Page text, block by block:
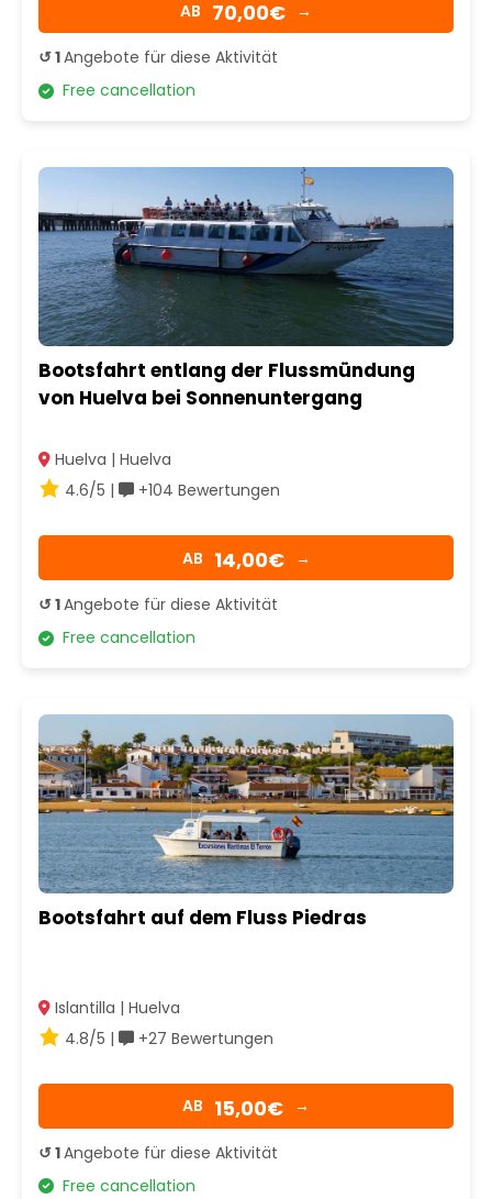
AB 70,00€ →
↺ 1Angebote für diese Aktivität
Free cancellation
Bootsfahrt entlang der Flussmündung
von Huelva bei Sonnenuntergang
Huelva | Huelva
4.6/5 |
+104 Bewertungen
AB 14,00€ →
↺ 1Angebote für diese Aktivität
Free cancellation
Bootsfahrt auf dem Fluss Piedras
Islantilla | Huelva
4.8/5 |
+27 Bewertungen
AB 15,00€ →
↺ 1Angebote für diese Aktivität
Free cancellation